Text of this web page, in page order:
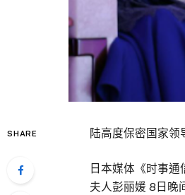
SHARE 陆高度保密国家领
日本媒体《时事
夫人彭丽媛 8日晚